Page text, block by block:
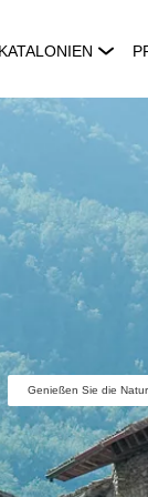
Genießen Sie die Natur